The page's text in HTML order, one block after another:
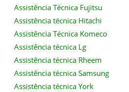
Assistência Técnica Fujitsu
Assistência técnica Hitachi
Assistência Técnica Komeco
Assistência técnica Lg
Assistência técnica Rheem
Assistência técnica Samsung
Assistência técnica York